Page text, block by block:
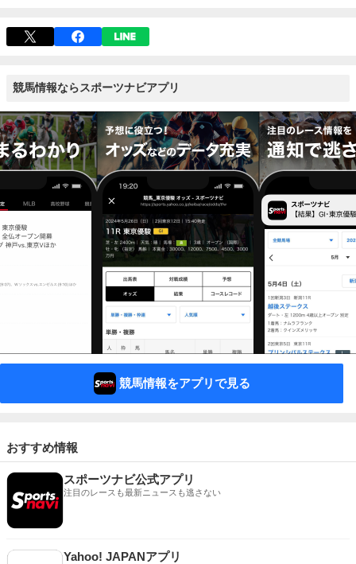
競馬情報ならスポーツナビアプリ
競馬情報をアプリで見る
おすすめ情報
スポーツナビ公式アプリ
注目のレースも最新ニュースも逃さない
Yahoo! JAPANアプリ